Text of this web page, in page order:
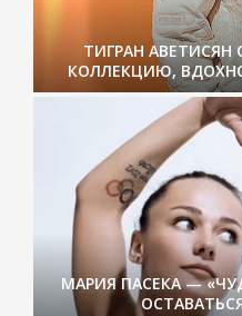
ТИГРАН
КОЛЛЕКЦИЮ,
МАРИЯ ПАСЕКА —